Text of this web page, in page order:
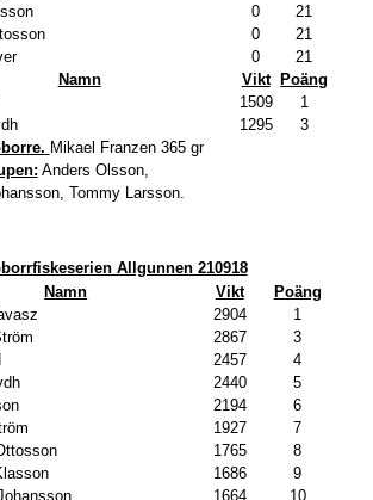
0
21
0
21
0
21
Namn Vikt
Poäng
1509
1
1295
3
Mikael Franzen 365 gr
Anders Olsson,
Tommy Larsson.
Allgunnen 210918
Namn Vikt
Poäng
2904
1
2867
3
2457
4
2440
5
2194
6
1927
7
1765
8
1686
9
1664 10